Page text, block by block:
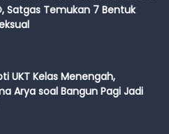
Satgas Temukan 7 Bentuk
UKT Kelas Menengah,
Arya soal Bangun Pagi Jadi